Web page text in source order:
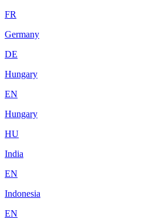
FR
Germany
DE
Hungary
EN
Hungary
HU
India
EN
Indonesia
EN